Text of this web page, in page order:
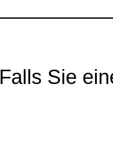
Falls Sie